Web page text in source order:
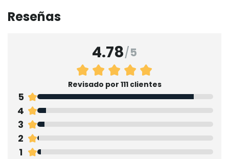
Reseñas
4.78/5
Revisado por 111 clientes
5
4
3
2
1